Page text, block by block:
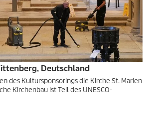
Deutschland
des Kultursponsorings die Kirche St. Marien
Kirchenbau ist Teil des UNESCO-